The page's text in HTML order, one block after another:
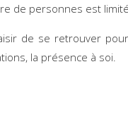
de personnes est
de se retrouver
la présence à soi.